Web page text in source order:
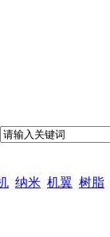
纳米 机翼 树脂